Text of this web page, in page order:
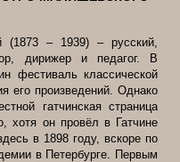
(1873 – 1939) – русский,
дирижер и педагог. В
фестиваль классической
его произведений. Однако
гатчинская страница
хотя он провёл в Гатчине
в 1898 году, вскоре по
в Петербурге. Первым